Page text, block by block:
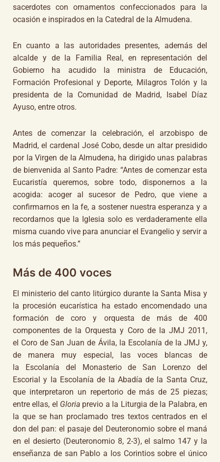
sacerdotes con ornamentos confeccionados para la
ocasión e inspirados en la Catedral de la Almudena.
En cuanto a las autoridades presentes, además del
alcalde y de la Familia Real, en representación del
Gobierno ha acudido la ministra de Educación,
Formación Profesional y Deporte, Milagros Tolón y la
presidenta de la Comunidad de Madrid, Isabel Díaz
Ayuso, entre otros.
Antes de comenzar la celebración, el arzobispo de
Madrid, el cardenal José Cobo, desde un altar presidido
por la Virgen de la Almudena, ha dirigido unas palabras
de bienvenida al Santo Padre: “Antes de comenzar esta
Eucaristía queremos, sobre todo, disponernos a la
acogida: acoger al sucesor de Pedro, que viene a
confirmarnos en la fe, a sostener nuestra esperanza y a
recordarnos que la Iglesia solo es verdaderamente ella
misma cuando vive para anunciar el Evangelio y servir a
los más pequeños.”
Más de 400 voces
El ministerio del canto litúrgico durante la Santa Misa y
la procesión eucarística ha estado encomendado una
formación de coro y orquesta de más de 400
componentes de la Orquesta y Coro de la JMJ 2011,
el Coro de San Juan de Ávila, la Escolanía de la JMJ y,
de manera muy especial, las voces blancas de
la Escolanía del Monasterio de San Lorenzo del
Escorial y la Escolanía de la Abadía de la Santa Cruz,
que interpretaron un repertorio de más de 25 piezas;
entre ellas, el Gloria previo a la Liturgia de la Palabra, en
la que se han proclamado tres textos centrados en el
don del pan: el pasaje del Deuteronomio sobre el maná
en el desierto (Deuteronomio 8, 2-3), el salmo 147 y la
enseñanza de san Pablo a los Corintios sobre el único